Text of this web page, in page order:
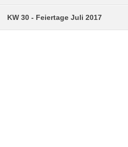
KW 30 - Feiertage Juli 2017